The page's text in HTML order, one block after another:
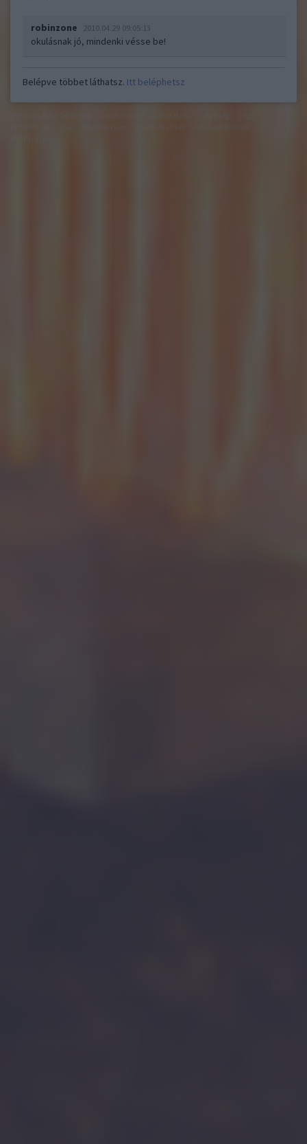
robinzone 2010.04.29 09:05:13
okulásnak jó, mindenki vésse be!
Belépve többet láthatsz. Itt beléphetsz